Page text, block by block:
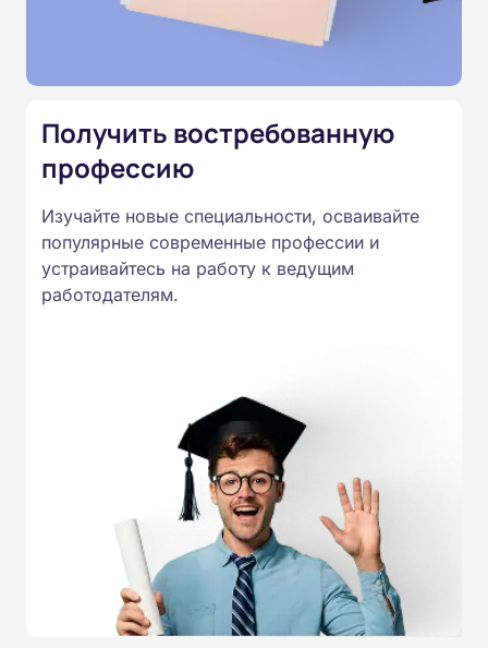
подтверждены лицензией
Министерства образования.
Приказом Минпросвещения
России от 14.07.2023 N 534 в
соответствии с Федеральными
государственными
образовательными стандартами
профессионального образования.
Удостоверения и дипломы о
Получить востребованную
профессию
Изучайте новые специальности, осваивайте
популярные современные профессии и
устраивайтесь на работу к ведущим
работодателям.